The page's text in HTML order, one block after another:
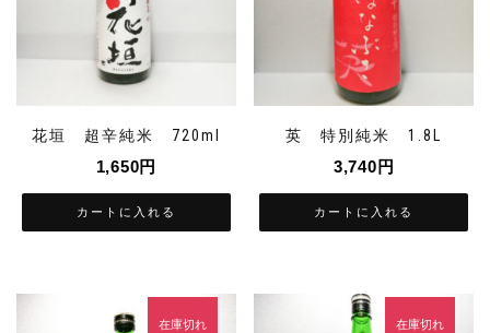
花垣 超辛純米 720ml
1,650円
カートに入れる
英 特別純米 1.8L
3,740 円
カートに入れる
在庫切れ 在庫切れ